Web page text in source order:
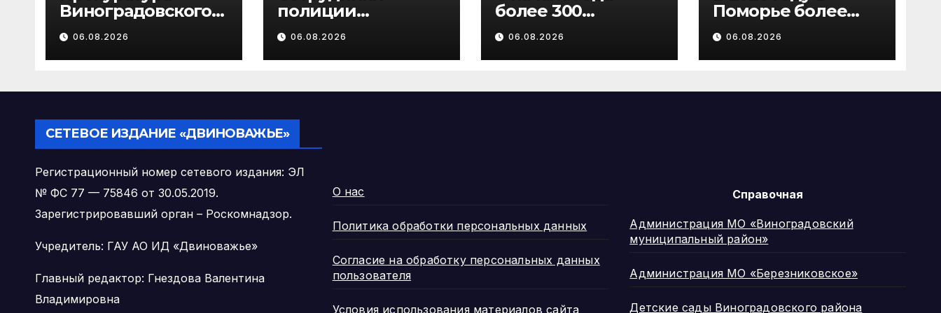
Виноградовского
района
информирует об
изменениях
в сфере
государственной
поддержки
педагогических
работников
06.08.2026
полиции
предупреждают
об участившихся
случаях
отношении
родственников
участников СВО
06.08.2026
более 300
жителей Поморья
получили выплату
на газификацию
06.08.2026
Поморье более
1000 пар
новобрачных
получили
молодоженов»
06.08.2026
СЕТЕВОЕ ИЗДАНИЕ «ДВИНОВАЖЬЕ»
Регистрационный номер сетевого издания: ЭЛ
№ ФС 77 — 75846 от 30.05.2019.
Зарегистрировавший орган – Роскомнадзор.
Учредитель: ГАУ АО ИД «Двиноважье»
Главный редактор: Гнездова Валентина
Владимировна
О нас
Политика обработки персональных данных
Согласие на обработку персональных данных
пользователя
Условия использования материалов сайта
Справочная
Администрация МО «Виноградовский
муниципальный район»
Администрация МО «Березниковское»
Детские сады Виноградовского района